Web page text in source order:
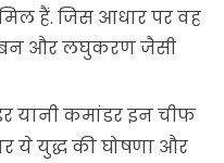
हैं. जिस आधार पर वह
और लघुकरण जैसी
यानी कमांडर इन चीफ
ये युद्ध की घोषणा और